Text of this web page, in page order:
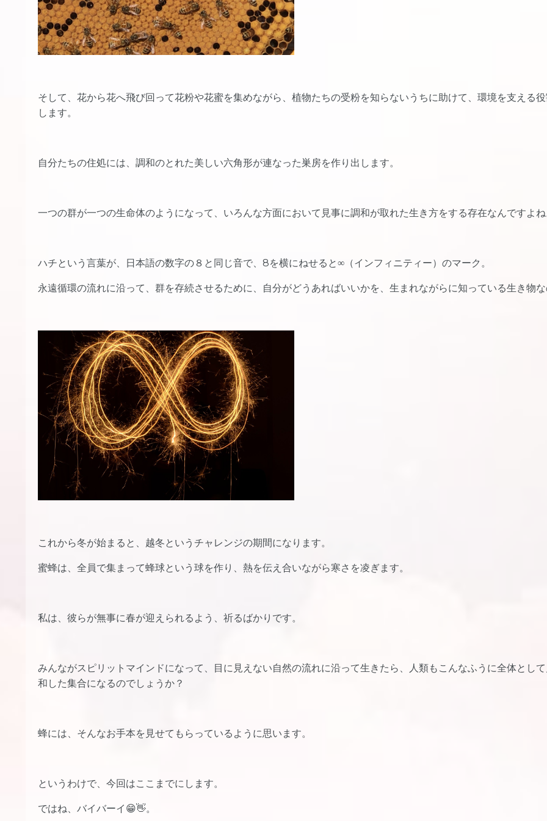
そして、花から花へ飛び回って花粉や花蜜を集めながら、植物たちの受粉を知らないうちに助けて、環境を支える
します。
自分たちの住処には、調和のとれた美しい六角形が連なった巣房を作り出します。
一つの群が一つの生命体のようになって、いろんな方面において見事に調和が取れた生き方をする存在なんですよ
ハチという言葉が、日本語の数字の８と同じ音で、8を横にねせると∞（インフィニティー）のマーク。
永遠循環の流れに沿って、群を存続させるために、自分がどうあればいいかを、生まれながらに知っている生き物
これから冬が始まると、越冬というチャレンジの期間になります。
蜜蜂は、全員で集まって蜂球という球を作り、熱を伝え合いながら寒さを凌ぎます。
私は、彼らが無事に春が迎えられるよう、祈るばかりです。
みんながスピリットマインドになって、目に見えない自然の流れに沿って生きたら、人類もこんなふうに全体とし
和した集合になるのでしょうか？
蜂には、そんなお手本を見せてもらっているように思います。
というわけで、今回はここまでにします。
ではね、バイバーイ😁👋。